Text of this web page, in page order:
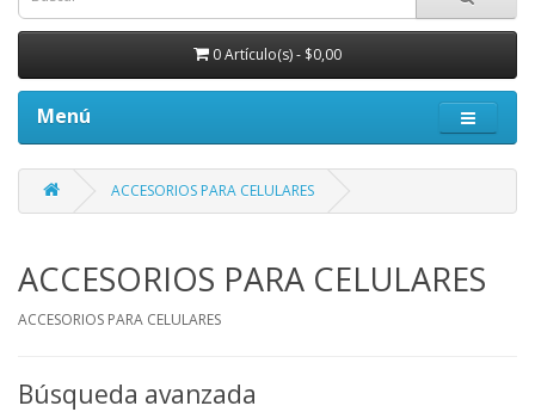
0 Artículo(s) - $0,00
Menú
ACCESORIOS PARA CELULARES
ACCESORIOS PARA CELULARES
ACCESORIOS PARA CELULARES
Búsqueda avanzada